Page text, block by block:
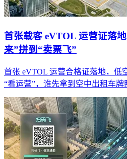
首张载客 eVTOL 运营证落
来”拼到“卖票飞”
首张 eVTOL 运营合格证落地，低
“看运营”，谁先拿到空中出租车牌